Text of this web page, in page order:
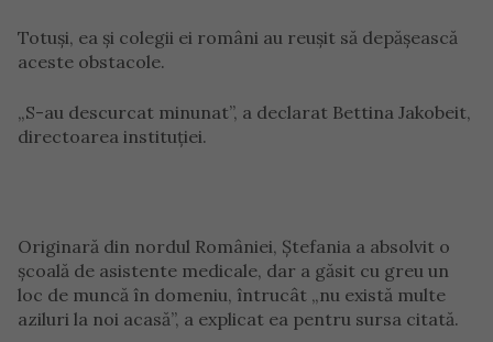
Totuși, ea și colegii ei români au reușit să depășească
aceste obstacole.
„S-au descurcat minunat”, a declarat Bettina Jakobeit,
directoarea instituției.
Originară din nordul României, Ștefania a absolvit o
școală de asistente medicale, dar a găsit cu greu un
loc de muncă în domeniu, întrucât „nu există multe
aziluri la noi acasă”, a explicat ea pentru sursa citată.